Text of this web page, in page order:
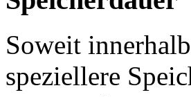
Soweit
speziellere